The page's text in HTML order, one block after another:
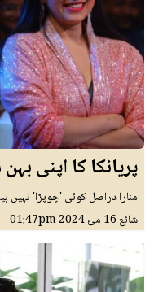
پریانکا کا اپنی
منارا دراصل کوئی 'چوپڑا' نہیں
شائع16 مئ 2024 01:47pm